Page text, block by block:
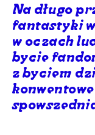
Na długo
fantastyki
w oczach
bycie
z byciem